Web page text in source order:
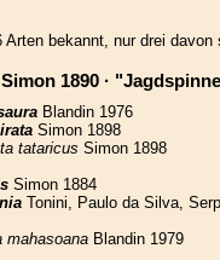
bekannt, nur drei davon
Simon 1890 ·
Blandin 1976
Simon 1898
tataricus Simon 1898
Simon 1884
Tonini, Paulo da Silva,
mahasoana Blandin 1979